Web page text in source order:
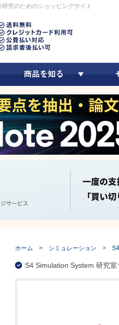
究のためのショッピングサイト
ホーム > シミュレーション >
S4 Simulation System 研究